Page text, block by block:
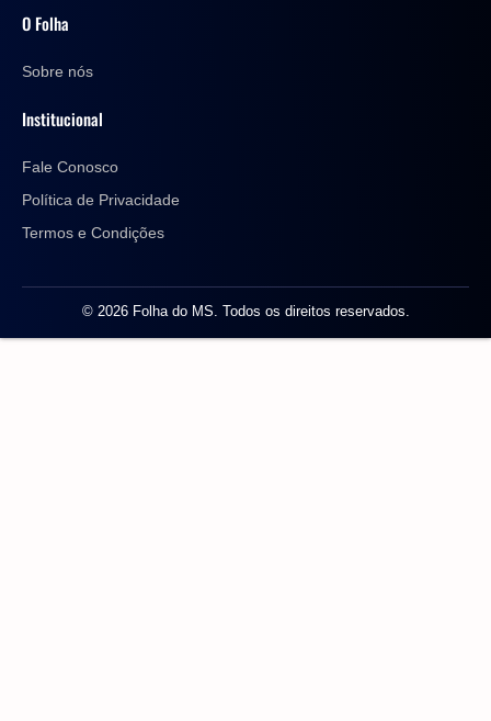
O Folha
Sobre nós
Institucional
Fale Conosco
Política de Privacidade
Termos e Condições
© 2026 Folha do MS. Todos os direitos reservados.